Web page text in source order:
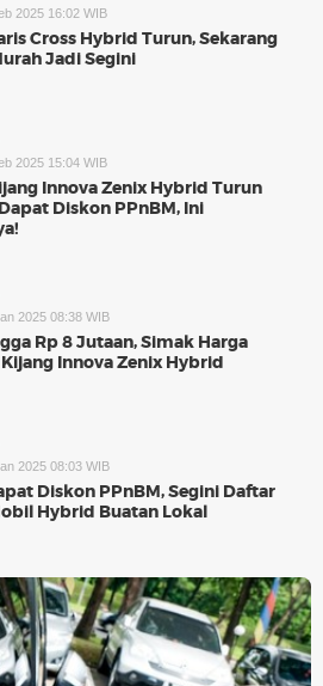
2025 16:02 WIB
Cross Hybrid Turun, Sekarang
Jadi Segini
2025 15:04 WIB
Innova Zenix Hybrid Turun
Diskon PPnBM, Ini
2025 08:38 WIB
Rp 8 Jutaan, Simak Harga
Innova Zenix Hybrid
2025 08:03 WIB
Diskon PPnBM, Segini Daftar
Hybrid Buatan Lokal